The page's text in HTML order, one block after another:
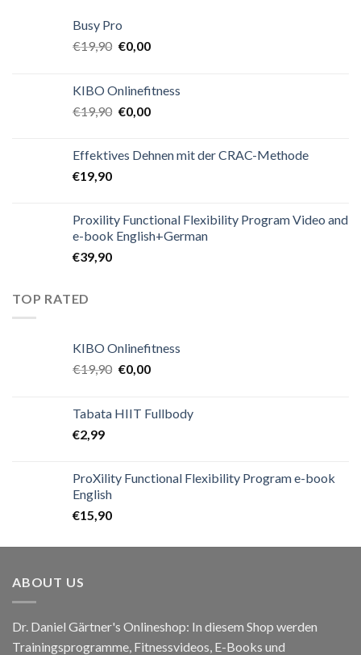
Busy Pro
€19,90 €0,00
KIBO Onlinefitness
€19,90 €0,00
Effektives Dehnen mit der CRAC-Methode
€19,90
Proxility Functional Flexibility Program Video and
e-book English+German
€39,90
TOP RATED
KIBO Onlinefitness
€19,90 €0,00
Tabata HIIT Fullbody
€2,99
ProXility Functional Flexibility Program e-book
English
€15,90
ABOUT US
Dr. Daniel Gärtner's Onlineshop: In diesem Shop werden
Trainingsprogramme, Fitnessvideos, E-Books und